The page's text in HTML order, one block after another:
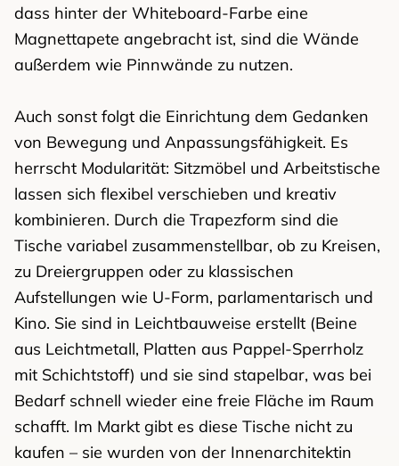
dass hinter der Whiteboard-Farbe eine
Magnettapete angebracht ist, sind die Wände
außerdem wie Pinnwände zu nutzen.
Auch sonst folgt die Einrichtung dem Gedanken
von Bewegung und Anpassungsfähigkeit. Es
herrscht Modularität: Sitzmöbel und Arbeitstische
lassen sich flexibel verschieben und kreativ
kombinieren. Durch die Trapezform sind die
Tische variabel zusammenstellbar, ob zu Kreisen,
zu Dreiergruppen oder zu klassischen
Aufstellungen wie U-Form, parlamentarisch und
Kino. Sie sind in Leichtbauweise erstellt (Beine
aus Leichtmetall, Platten aus Pappel-Sperrholz
mit Schichtstoff) und sie sind stapelbar, was bei
Bedarf schnell wieder eine freie Fläche im Raum
schafft. Im Markt gibt es diese Tische nicht zu
kaufen – sie wurden von der Innenarchitektin